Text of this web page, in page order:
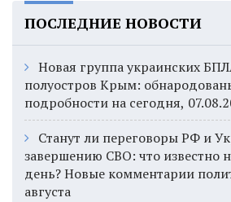
ПОСЛЕДНИЕ НОВОСТИ
Новая группа украинских
полуостров Крым:
подробности на сегодня,
Станут ли переговоры РФ и
завершению СВО: что известно
день? Новые комментарии
августа